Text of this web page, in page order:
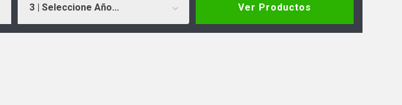
3 | Seleccione Año... Ver Productos